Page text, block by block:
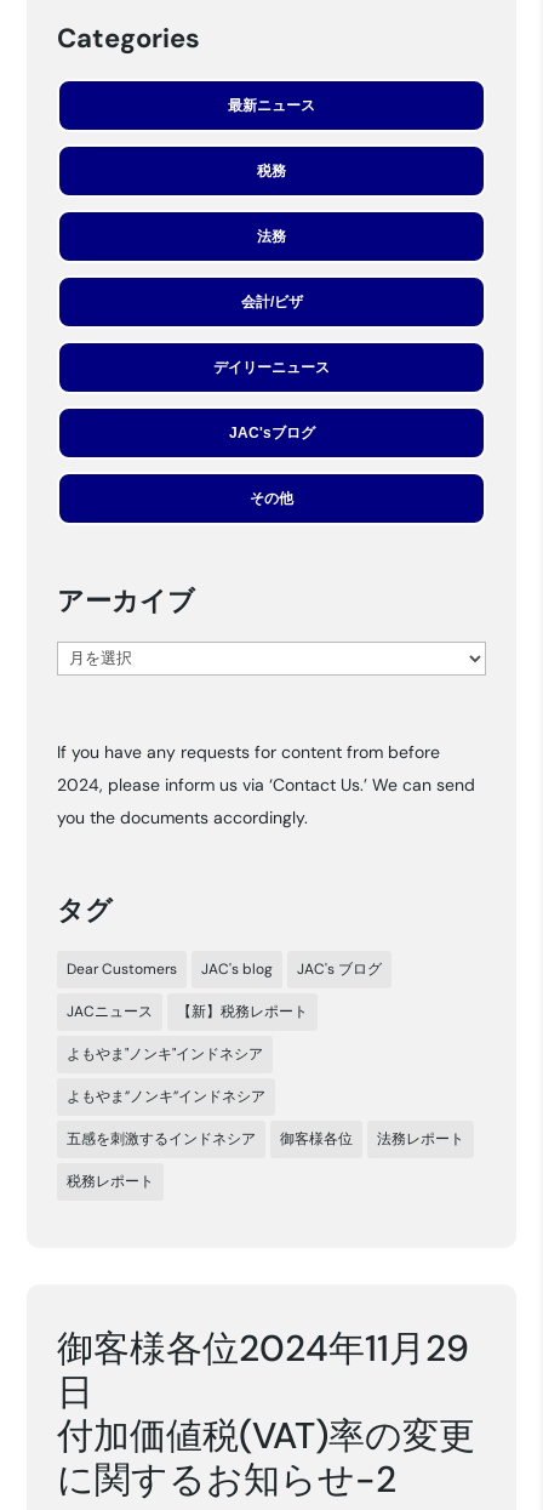
Categories
最新ニュース
税務
法務
会計/ビザ
デイリーニュース
JAC'sブログ
その他
アーカイブ
ア
イ
ブ
If you have any requests for content from before
2024, please inform us via ‘Contact Us.’ We can send
you the documents accordingly.
タグ
Dear Customers JAC's blog JAC's ブログ
JACニュース 【新】税務レポート
よもやま"ノンキ"インドネシア
よもやま”ノンキ”インドネシア
五感を刺激するインドネシア 御客様各位 法務レポート
税務レポート
御客様各位2024年11月29
日
付加価値税(VAT)率の変更
に関するお知らせ-2